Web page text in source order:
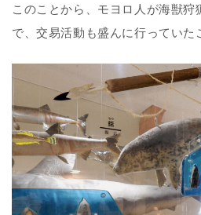
このことから、モヨロ人が海獣
で、交易活動も盛んに行っていた